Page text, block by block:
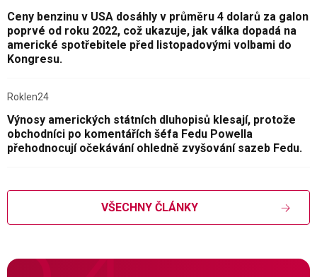
Ceny benzinu v USA dosáhly v průměru 4 dolarů za galon
poprvé od roku 2022, což ukazuje, jak válka dopadá na
americké spotřebitele před listopadovými volbami do
Kongresu.
Roklen24
Výnosy amerických státních dluhopisů klesají, protože
obchodníci po komentářích šéfa Fedu Powella
přehodnocují očekávání ohledně zvyšování sazeb Fedu.
VŠECHNY ČLÁNKY